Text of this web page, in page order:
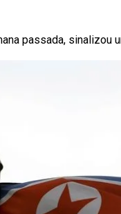
passada, sinalizou